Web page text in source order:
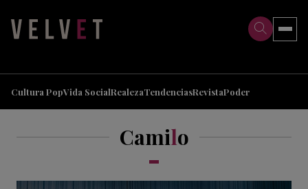
Cultura PopVida SocialRealezaTendenciasRevistaPoder
Camilo